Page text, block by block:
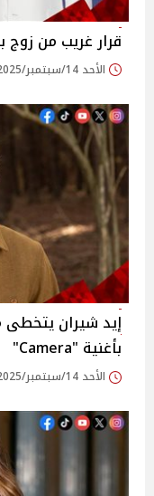
قرار غريب من زوج
الأحد 14/سبتمبر/2025 - 10:11 م
بأغنية "Camera"
الأحد 14/سبتمبر/2025 - 06:15 م